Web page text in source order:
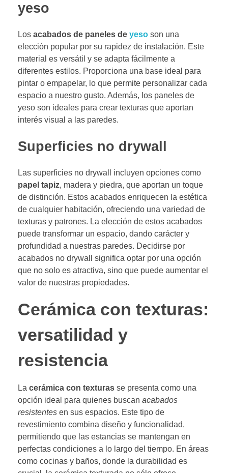
yeso
Los acabados de paneles de yeso son una
elección popular por su rapidez de instalación. Este
material es versátil y se adapta fácilmente a
diferentes estilos. Proporciona una base ideal para
pintar o empapelar, lo que permite personalizar cada
espacio a nuestro gusto. Además, los paneles de
yeso son ideales para crear texturas que aportan
interés visual a las paredes.
Superficies no drywall
Las superficies no drywall incluyen opciones como
papel tapiz, madera y piedra, que aportan un toque
de distinción. Estos acabados enriquecen la estética
de cualquier habitación, ofreciendo una variedad de
texturas y patrones. La elección de estos acabados
puede transformar un espacio, dando carácter y
profundidad a nuestras paredes. Decidirse por
acabados no drywall significa optar por una opción
que no solo es atractiva, sino que puede aumentar el
valor de nuestras propiedades.
Cerámica con texturas:
versatilidad y
resistencia
La cerámica con texturas se presenta como una
opción ideal para quienes buscan acabados
resistentes en sus espacios. Este tipo de
revestimiento combina diseño y funcionalidad,
permitiendo que las estancias se mantengan en
perfectas condiciones a lo largo del tiempo. En áreas
como cocinas y baños, donde la durabilidad es